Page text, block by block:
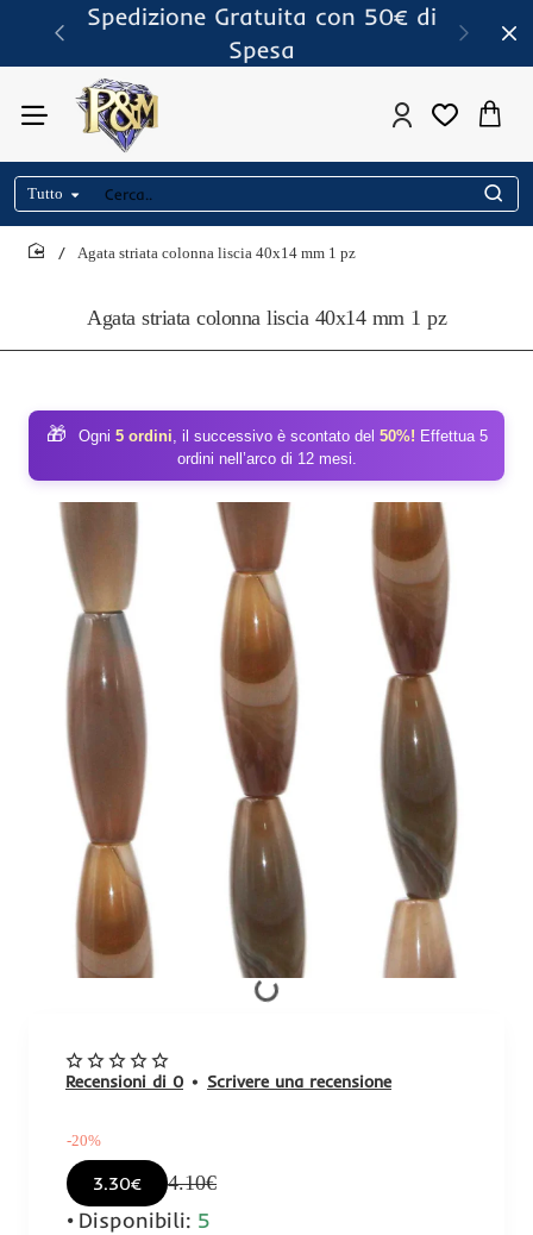
Spedizione Gratuita con 50€ di
Spesa
Tutto
Cerca..
Agata striata colonna liscia 40x14 mm 1 pz
Agata striata colonna liscia 40x14 mm 1 pz
🎁 Ogni 5 ordini, il successivo è scontato del 50%! Effettua 5
ordini nell’arco di 12 mesi.
Recensioni di 0 • Scrivere una recensione
-20%
3.30€ 4.10€
Disponibili: 5